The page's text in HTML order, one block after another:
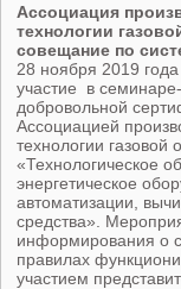
Ассоциация
технологии
совещание по
28 ноября 2019
участие в
добровольной
Ассоциацией
технологии
«Технологическое
энергетическое
автоматизации,
средства».
информирования о
правилах
участием